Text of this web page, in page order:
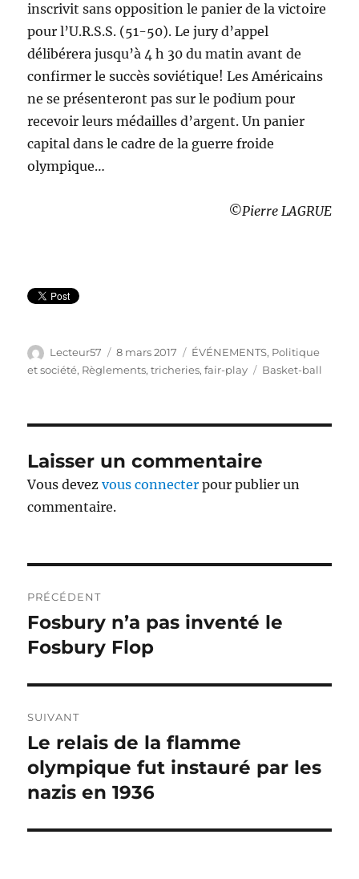
inscrivit sans opposition le panier de la victoire
pour l’U.R.S.S. (51-50). Le jury d’appel
délibérera jusqu’à 4 h 30 du matin avant de
confirmer le succès soviétique! Les Américains
ne se présenteront pas sur le podium pour
recevoir leurs médailles d’argent. Un panier
capital dans le cadre de la guerre froide
olympique…
©Pierre LAGRUE
Auteur
Lecteur57
Publié
le
8 mars 2017 Catégories
ÉVÉNEMENTS, Politique
et société, Règlements, tricheries, fair-play Étiquettes
Basket-ball
Laisser un commentaire
Vous devezvous connecter pour publier un
commentaire.
de
l’article
PRÉCÉDENT
Publication
précédente :
Fosbury n’a pas inventé le
Fosbury Flop
SUIVANT
Publication
suivante :
Le relais de la flamme
olympique fut instauré par les
nazis en 1936